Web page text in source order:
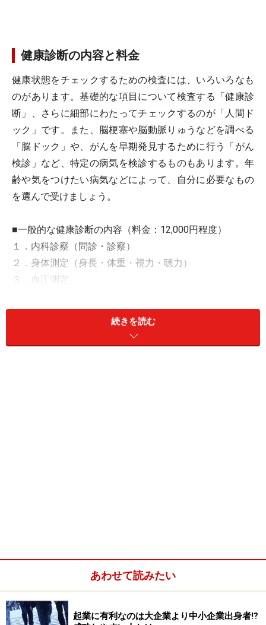
健康診断の内容と料金
健康状態をチェックするための検査には、いろいろなも
のがあります。基礎的な項目について検査する「健康診
断」、さらに細部にわたってチェックするのが「人間ド
ック」です。また、脳梗塞や脳動脈りゅうなどを調べる
「脳ドック」や、がんを早期発見するために行う「がん
検診」など、特定の病気を検診するものもあります。年
齢や気をつけたい病気などによって、自分に必要なもの
を選んで受けましょう。
■一般的な健康診断の内容（料金：12,000円程度）
１．内科診察（問診・診察）
２．身体測定（身長・体重・視力・聴力）
３．血圧測定
５．心電図
６．血液検査（貧血・肝機能・脂質代謝・糖代謝・腎機
能）
ネットでできる健康チェック！
定期的に健康診断を受けておきたいものです。なかなか
続きを読む
あわせて読みたい
起業に有利なのは大企業より中小企業出身者⁉